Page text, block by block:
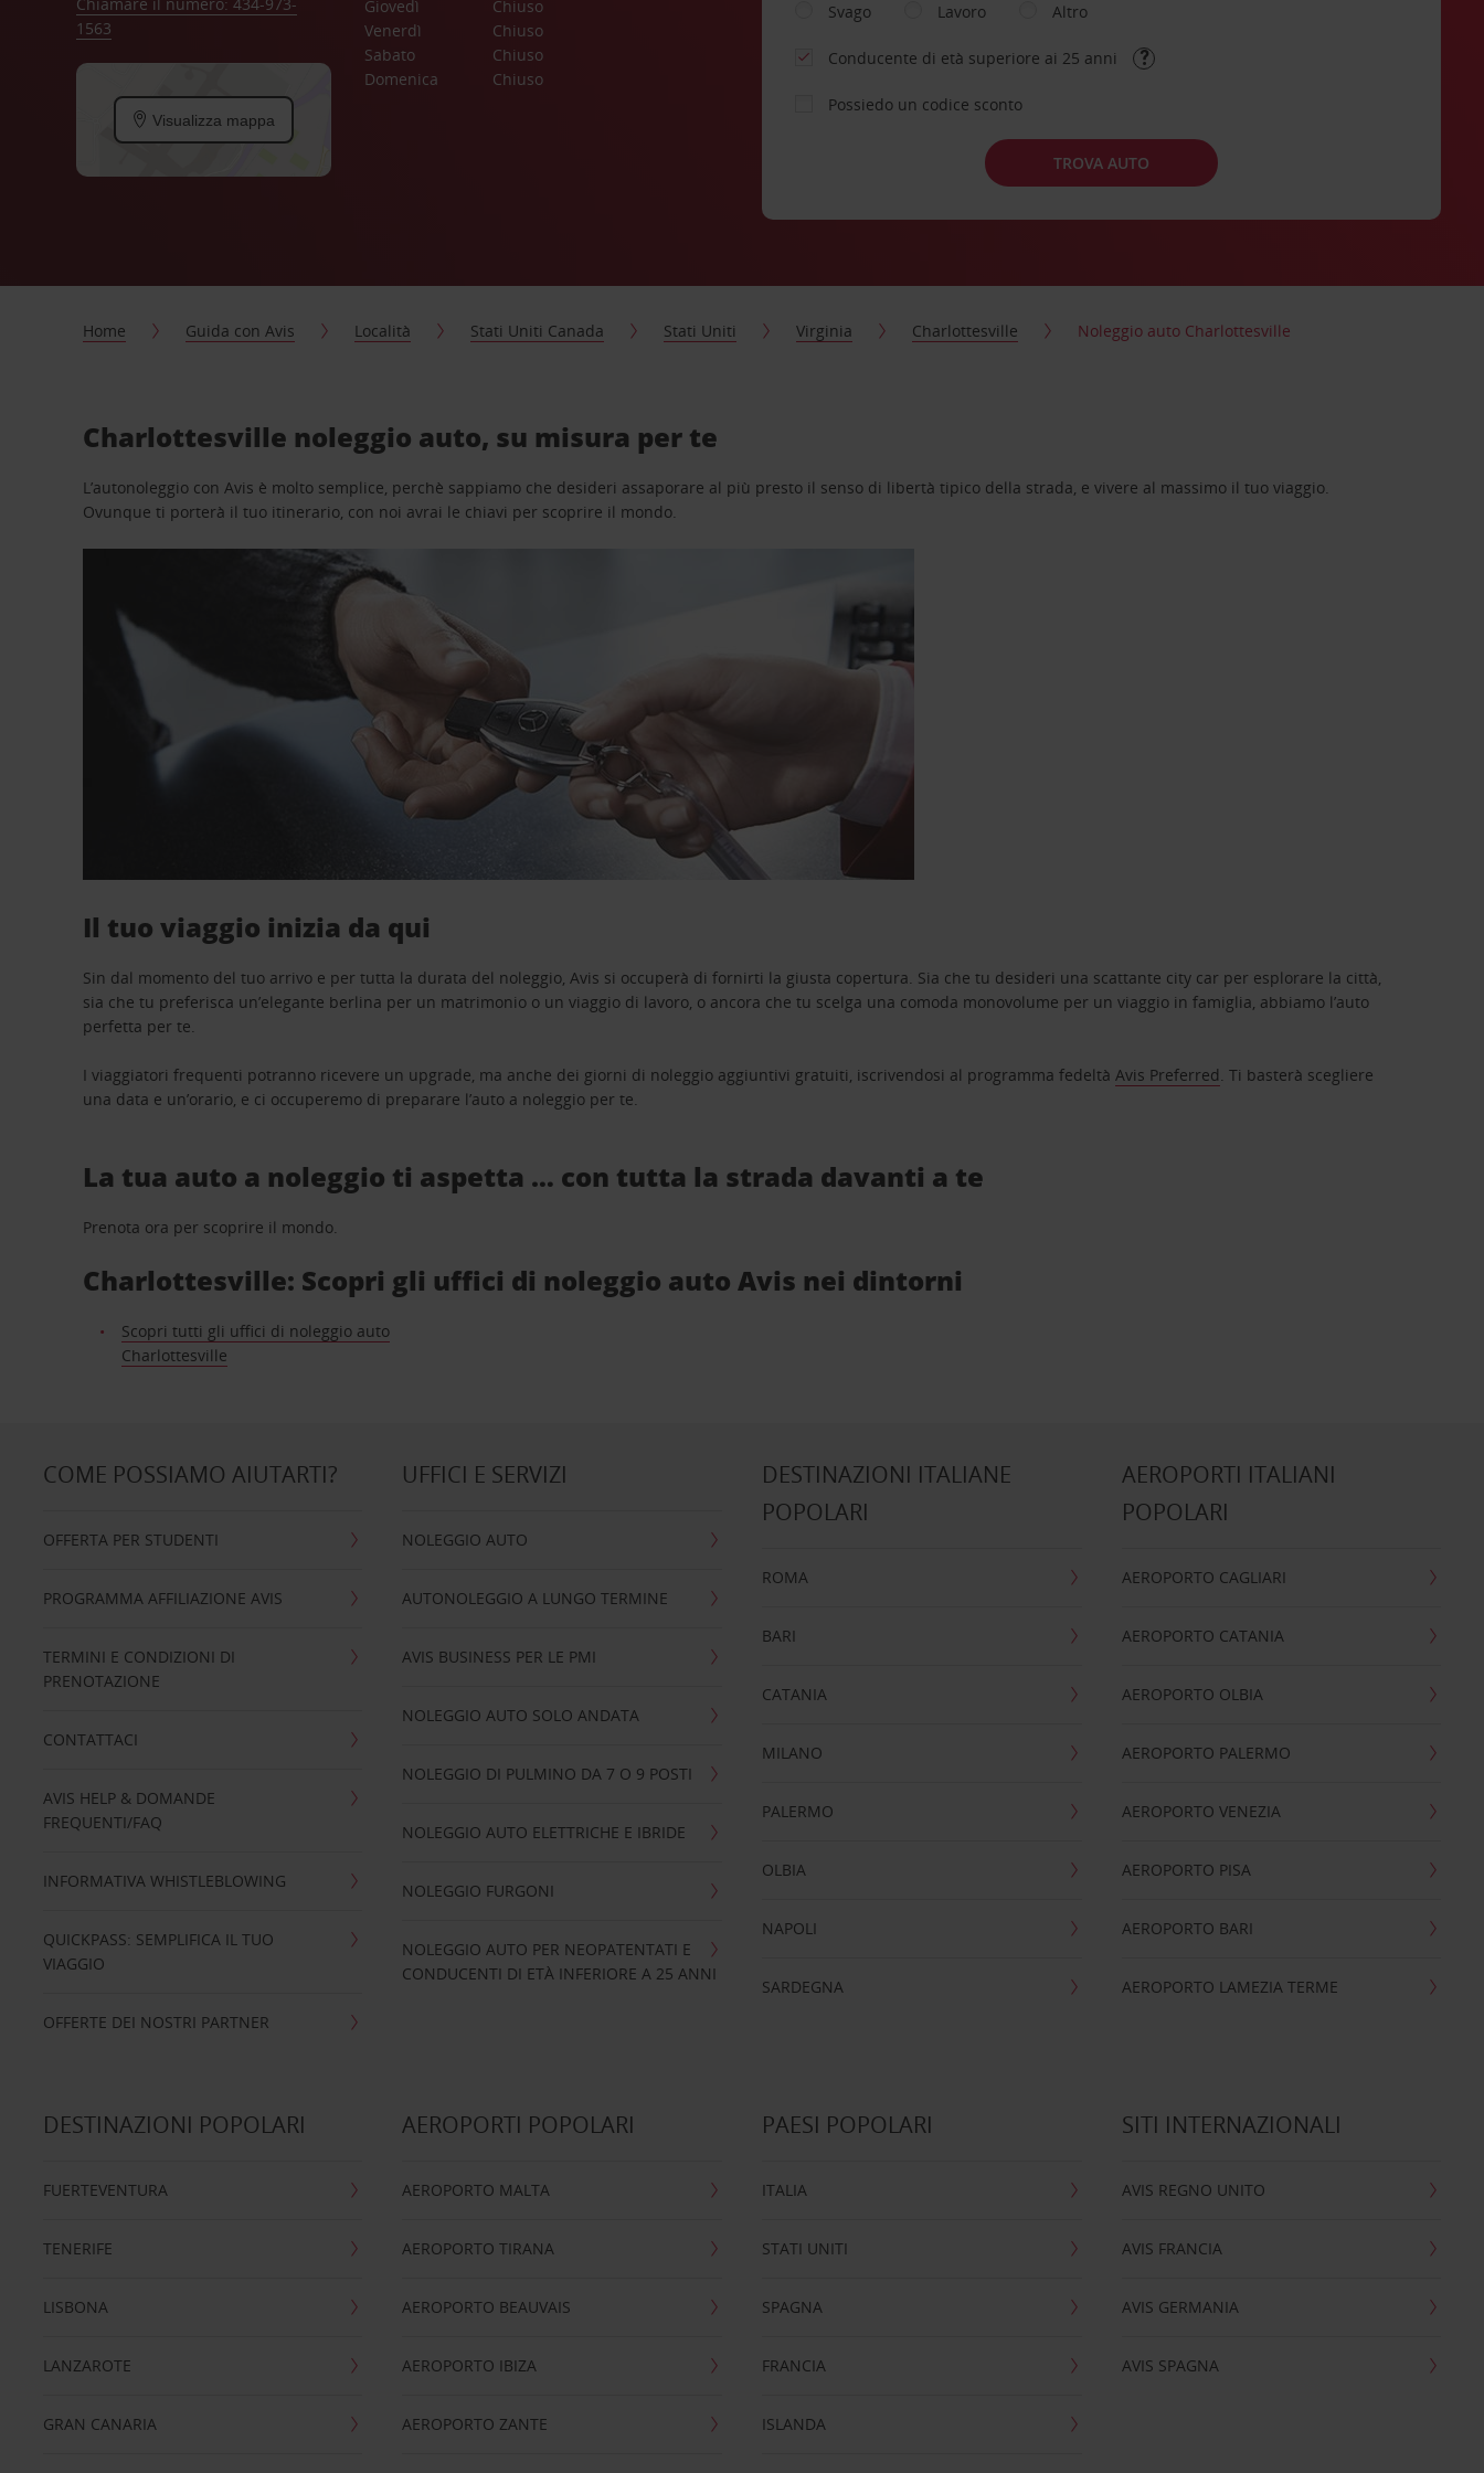
1563
Visualizza mappa
Giovedì
Chiuso
Venerdì
Chiuso
Sabato
Chiuso
Domenica
Chiuso
Svago
Lavoro Altro
Conducente di età superiore ai 25 anni
Possiedo un codice sconto
TROVA AUTO
Home Guida con Avis Località Stati Uniti Canada Stati Uniti Virginia Charlottesville Noleggio auto Charlottesville
Charlottesville noleggio auto, su misura per te
L’autonoleggio con Avis è molto semplice, perchè sappiamo che desideri assaporare al più presto il senso di libertà tipico della strada, e vivere al massimo il tuo viaggio.
Ovunque ti porterà il tuo itinerario, con noi avrai le chiavi per scoprire il mondo.
Il tuo viaggio inizia da qui
Sin dal momento del tuo arrivo e per tutta la durata del noleggio, Avis si occuperà di fornirti la giusta copertura. Sia che tu desideri una scattante city car per esplorare la città,
sia che tu preferisca un’elegante berlina per un matrimonio o un viaggio di lavoro, o ancora che tu scelga una comoda monovolume per un viaggio in famiglia, abbiamo l’auto
perfetta per te.
I viaggiatori frequenti potranno ricevere un upgrade, ma anche dei giorni di noleggio aggiuntivi gratuiti, iscrivendosi al programma fedeltàAvis Preferred. Ti basterà scegliere
una data e un’orario, e ci occuperemo di preparare l’auto a noleggio per te.
La tua auto a noleggio ti aspetta … con tutta la strada davanti a te
Prenota ora per scoprire il mondo.
Charlottesville: Scopri gli uffici di noleggio auto Avis nei dintorni
Scopri tutti gli uffici di noleggio auto
Charlottesville
COME POSSIAMO AIUTARTI?
OFFERTA PER STUDENTI
PROGRAMMA AFFILIAZIONE AVIS
TERMINI E CONDIZIONI DI
PRENOTAZIONE
CONTATTACI
AVIS HELP & DOMANDE
FREQUENTI/FAQ
INFORMATIVA WHISTLEBLOWING
QUICKPASS: SEMPLIFICA IL TUO
VIAGGIO
OFFERTE DEI NOSTRI PARTNER
UFFICI E SERVIZI
NOLEGGIO AUTO
AUTONOLEGGIO A LUNGO TERMINE
AVIS BUSINESS PER LE PMI
NOLEGGIO AUTO SOLO ANDATA
NOLEGGIO DI PULMINO DA 7 O 9 POSTI
NOLEGGIO AUTO ELETTRICHE E IBRIDE
NOLEGGIO FURGONI
NOLEGGIO AUTO PER NEOPATENTATI E
CONDUCENTI DI ETÀ INFERIORE A 25 ANNI
DESTINAZIONI ITALIANE
POPOLARI
ROMA
BARI
CATANIA
MILANO
PALERMO
OLBIA
NAPOLI
SARDEGNA
AEROPORTI ITALIANI
POPOLARI
AEROPORTO CAGLIARI
AEROPORTO CATANIA
AEROPORTO OLBIA
AEROPORTO PALERMO
AEROPORTO VENEZIA
AEROPORTO PISA
AEROPORTO BARI
AEROPORTO LAMEZIA TERME
DESTINAZIONI POPOLARI
FUERTEVENTURA
TENERIFE
LISBONA
LANZAROTE
GRAN CANARIA
AEROPORTI POPOLARI
AEROPORTO MALTA
AEROPORTO TIRANA
AEROPORTO BEAUVAIS
AEROPORTO IBIZA
AEROPORTO ZANTE
PAESI POPOLARI
ITALIA
STATI UNITI
SPAGNA
FRANCIA
ISLANDA
SITI INTERNAZIONALI
AVIS REGNO UNITO
AVIS FRANCIA
AVIS GERMANIA
AVIS SPAGNA